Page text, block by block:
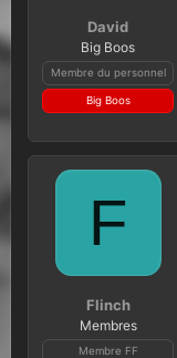
David
Big Boos
Membre du personnel
Big Boos
F
Flinch
Membres
Membre FF